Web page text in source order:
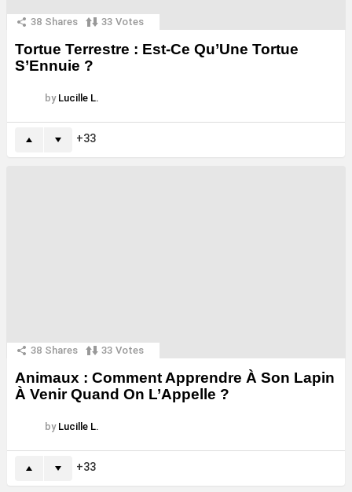
38 Shares 33 Votes
Tortue Terrestre : Est-Ce Qu’Une Tortue
S’Ennuie ?
by Lucille L.
33
38 Shares 33 Votes
Animaux : Comment Apprendre À Son Lapin
À Venir Quand On L’Appelle ?
by Lucille L.
33